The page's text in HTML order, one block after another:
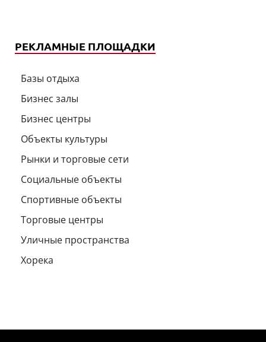
РЕКЛАМНЫЕ ПЛОЩАДКИ
Базы отдыха
Бизнес залы
Бизнес центры
Объекты культуры
Рынки и торговые сети
Социальные объекты
Спортивные объекты
Торговые центры
Уличные пространства
Хорека